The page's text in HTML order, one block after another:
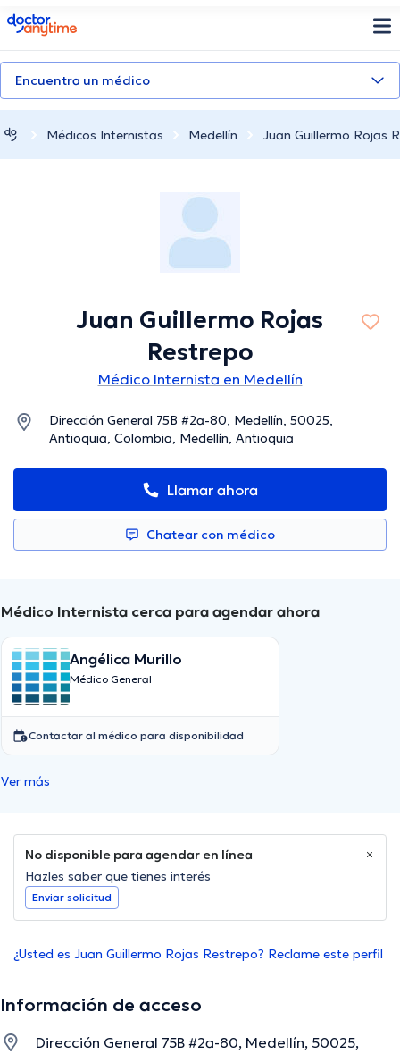
doctoranytime
Encuentra un médico
Médicos Internistas Medellín Juan Guillermo Rojas
Juan Guillermo Rojas
Restrepo
Médico Internista en Medellín
Dirección General 75B #2a-80, Medellín, 50025,
Antioquia, Colombia, Medellín, Antioquia
Llamar ahora
Chatear con médico
Médico Internista cerca para agendar ahora
Angélica Murillo
Médico General
Contactar al médico para disponibilidad
Ver más
No disponible para agendar en línea
Hazles saber que tienes interés
Enviar solicitud
¿Usted es Juan Guillermo Rojas Restrepo? Reclame este perfil
Información de acceso
Dirección General 75B #2a-80, Medellín, 50025,